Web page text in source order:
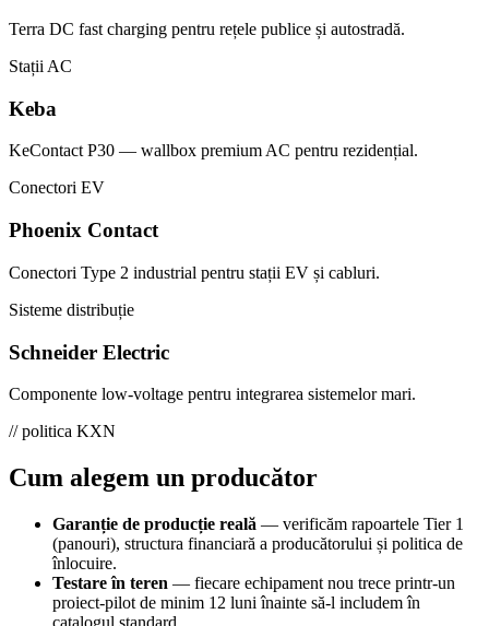
Terra DC fast charging pentru rețele publice și autostradă.
Stații AC
Keba
KeContact P30 — wallbox premium AC pentru rezidențial.
Conectori EV
Phoenix Contact
Conectori Type 2 industrial pentru stații EV și cabluri.
Sisteme distribuție
Schneider Electric
Componente low-voltage pentru integrarea sistemelor mari.
// politica KXN
Cum alegem un producător
Garanție de producție reală — verificăm rapoartele Tier 1
(panouri), structura financiară a producătorului și politica de
înlocuire.
Testare în teren — fiecare echipament nou trece printr-un
proiect-pilot de minim 12 luni înainte să-l includem în